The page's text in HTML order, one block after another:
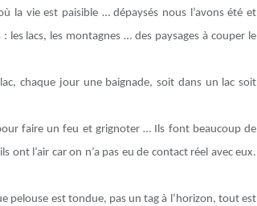
la vie est paisible … dépaysés nous l’avons été et
les lacs, les montagnes … des paysages à couper le
chaque jour une baignade, soit dans un lac soit
faire un feu et grignoter … Ils font beaucoup de
ont l’air car on n’a pas eu de contact réel avec eux.
pelouse est tondue, pas un tag à l’horizon, tout est